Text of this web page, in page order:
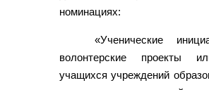
номинациях:
«Ученические
волонтерские проекты
учащихся учреждений